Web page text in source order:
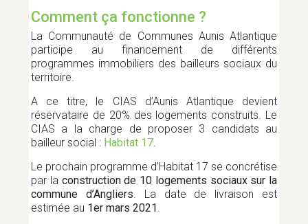
DÉVELOPPEMENT ÉCONOMIQUE
EAU ET ASSAINISSEMENT
EMPLOI
ENFANCE
Comment ça fonctionne ?
La Communauté de Communes Aunis Atlantique
participe au financement de différents
programmes immobiliers des bailleurs sociaux du
territoire.
A ce titre, le CIAS d’Aunis Atlantique devient
réservataire de 20% des logements construits. Le
CIAS a la charge de proposer 3 candidats au
bailleur social : Habitat 17
Le prochain programme d’Habitat 17 se concrétise
par la construction de 10 logements sociaux sur la
commune d’Angliers . La date de livraison est
estimée au 1er mars 2021